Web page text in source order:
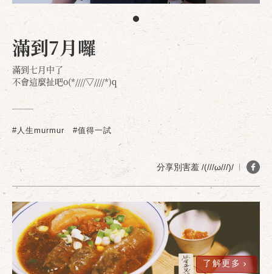
滿到7月囉
滿到七月中了
不會這麼扯吧o(*////▽////*)q
#人生murmur #值得一試
分享別害羞 /(///ω///)/
了解更多